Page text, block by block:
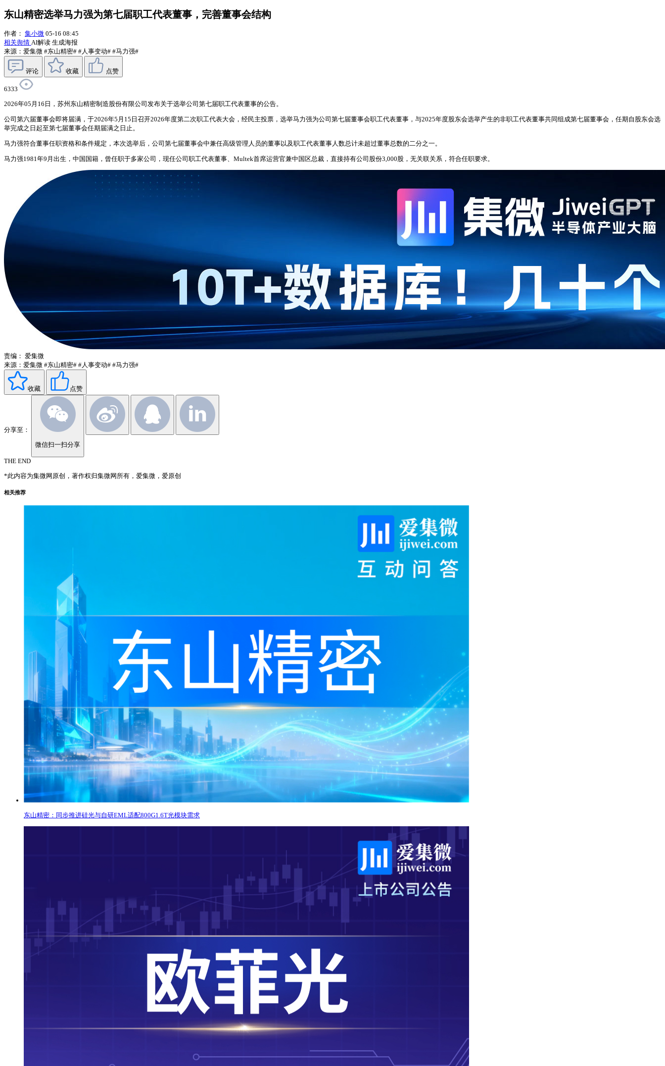
东山精密选举马力强为第七届职工代表董事，完善董事会结构
作者： 集小微 05-16 08:45
相关舆情 AI解读 生成海报
来源：爱集微 #东山精密# #人事变动# #马力强#
评论 收藏 点赞
6333
2026年05月16日，苏州东山精密制造股份有限公司发布关于选举公司第七届职工代表董事的公告。
公司第六届董事会即将届满，于2026年5月15日召开2026年度第二次职工代表大会，经民主投票，选举马力强为公司第七届董事会职工代表董事，与2025年度股东会选举产生的非职工代表董事共同组成第七届董事会，任期自股东会选
举完成之日起至第七届董事会任期届满之日止。
马力强符合董事任职资格和条件规定，本次选举后，公司第七届董事会中兼任高级管理人员的董事以及职工代表董事人数总计未超过董事总数的二分之一。
马力强1981年9月出生，中国国籍，曾任职于多家公司，现任公司职工代表董事、Multek首席运营官兼中国区总裁，直接持有公司股份3,000股，无关联关系，符合任职要求。
责编： 爱集微
来源：爱集微 #东山精密# #人事变动# #马力强#
收藏 点赞
分享至：
微信扫一扫分享
THE END
*此内容为集微网原创，著作权归集微网所有，爱集微，爱原创
相关推荐
东山精密：同步推进硅光与自研EML适配800G1.6T光模块需求